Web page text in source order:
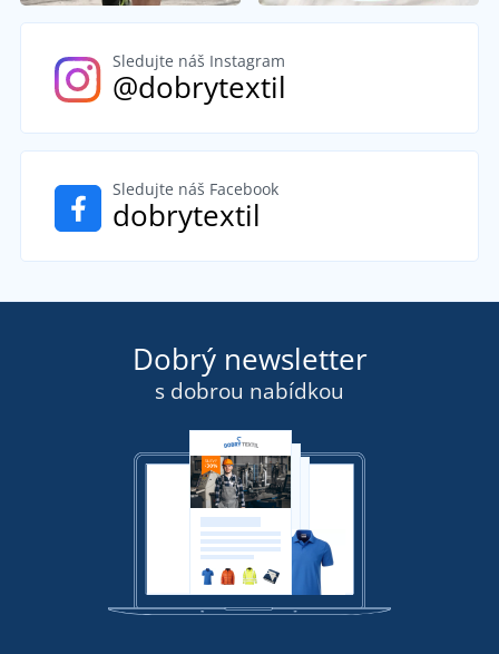
Sledujte náš Instagram
@dobrytextil
Sledujte náš Facebook
dobrytextil
Dobrý newsletter
s dobrou nabídkou